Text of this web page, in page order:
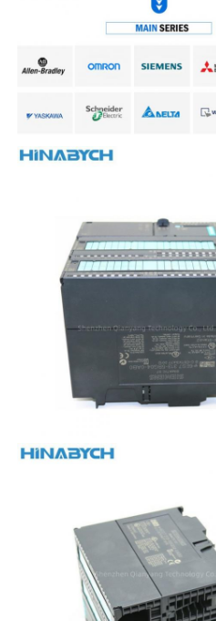
toestelreductiemiddel